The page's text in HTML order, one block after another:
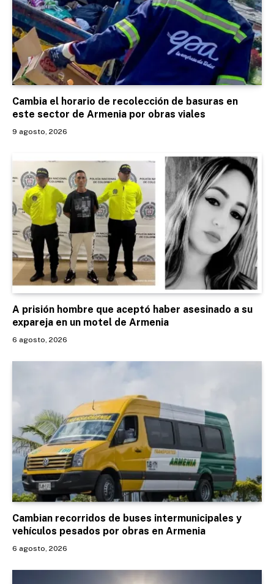
Cambia el horario de recolección de basuras en
este sector de Armenia por obras viales
9 agosto, 2026
A prisión hombre que aceptó haber asesinado a su
expareja en un motel de Armenia
6 agosto, 2026
Cambian recorridos de buses intermunicipales y
vehículos pesados por obras en Armenia
6 agosto, 2026